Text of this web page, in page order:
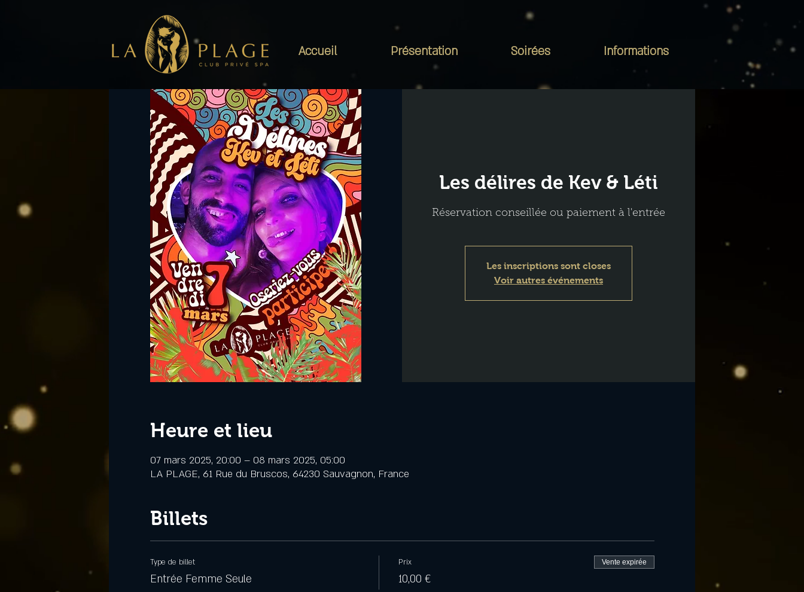
Accueil Présentation Soirées Informations
Les délires de Kev & Léti
Réservation conseillée ou paiement à l'entrée
Les inscriptions sont closes
Voir autres événements
Heure et lieu
07 mars 2025, 20:00 – 08 mars 2025, 05:00
LA PLAGE, 61 Rue du Bruscos, 64230 Sauvagnon, France
Billets
Type de billet
Entrée Femme Seule
Prix
10,00 €
Vente expirée